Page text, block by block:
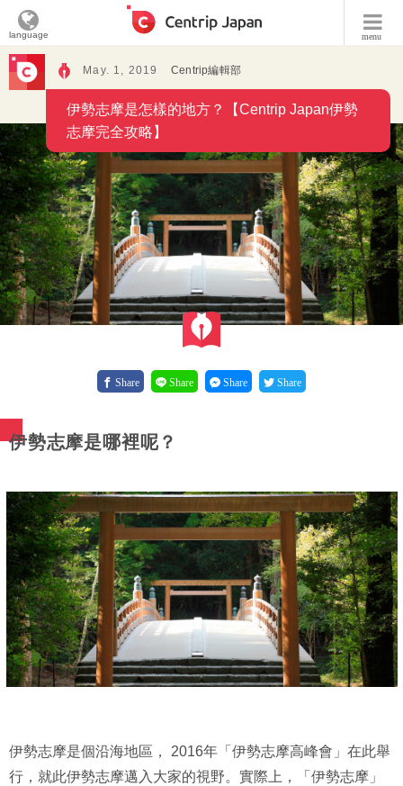
menu
language
May. 1, 2019 Centrip編輯部
伊勢志摩是怎樣的地方？【Centrip Japan伊勢
志摩完全攻略】
Share Share Share Share
伊勢志摩是哪裡呢？
伊勢志摩是個沿海地區， 2016年「伊勢志摩高峰會」在此舉
行，就此伊勢志摩邁入大家的視野。實際上，「伊勢志摩」